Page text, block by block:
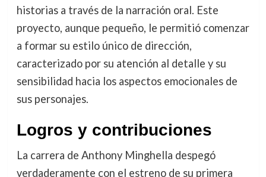
historias a través de la narración oral. Este
proyecto, aunque pequeño, le permitió comenzar
a formar su estilo único de dirección,
caracterizado por su atención al detalle y su
sensibilidad hacia los aspectos emocionales de
sus personajes.
Logros y contribuciones
La carrera de Anthony Minghella despegó
verdaderamente con el estreno de su primera